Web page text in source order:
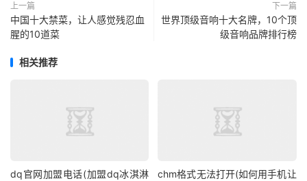
上一篇
中国十大禁菜，让人感觉残忍血
腥的10道菜
下一篇
世界顶级音响十大名牌，10个顶
级音响品牌排行榜
相关推荐
dq官网加盟电话(加盟dq冰淇淋
chm格式无法打开(如何用手机让